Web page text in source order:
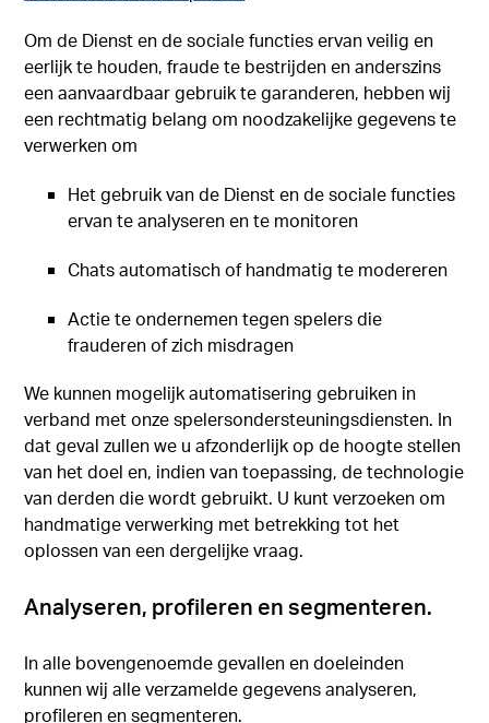
Om de Dienst en de sociale functies ervan veilig en
eerlijk te houden, fraude te bestrijden en anderszins
een aanvaardbaar gebruik te garanderen, hebben wij
een rechtmatig belang om noodzakelijke gegevens te
verwerken om
Het gebruik van de Dienst en de sociale functies
ervan te analyseren en te monitoren
Chats automatisch of handmatig te modereren
Actie te ondernemen tegen spelers die
frauderen of zich misdragen
We kunnen mogelijk automatisering gebruiken in
verband met onze spelersondersteuningsdiensten. In
dat geval zullen we u afzonderlijk op de hoogte stellen
van het doel en, indien van toepassing, de technologie
van derden die wordt gebruikt. U kunt verzoeken om
handmatige verwerking met betrekking tot het
oplossen van een dergelijke vraag.
Analyseren, profileren en segmenteren.
In alle bovengenoemde gevallen en doeleinden
kunnen wij alle verzamelde gegevens analyseren,
profileren en segmenteren.